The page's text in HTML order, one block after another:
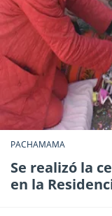
PACHAMAMA
Se realizó la
en la